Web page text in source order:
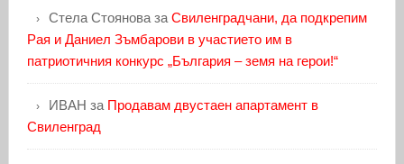
Стела Стояноваза Свиленградчани, да подкрепим
Рая и Даниел Зъмбарови в участието им в
патриотичния конкурс „България – земя на герои!“
ИВАН за Продавам двустаен апартамент в
Свиленград